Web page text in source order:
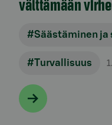
välttämään
#Säästäminen
#Turvallisuus